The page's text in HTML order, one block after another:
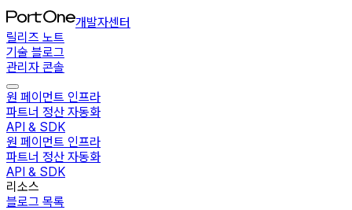
개발자센터
릴리즈 노트
기술 블로그
관리자 콘솔
원 페이먼트 인프라
파트너 정산 자동화
API & SDK
원 페이먼트 인프라
파트너 정산 자동화
API & SDK
리소스
블로그 목록